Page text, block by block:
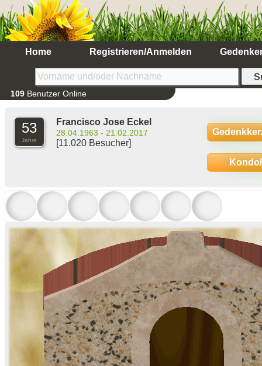
Home Registrieren/Anmelden
109 Benutzer Online
53
Jahre
Francisco Jose Eckel
28.04.1963 - 21.02.2017
[11.020 Besucher]